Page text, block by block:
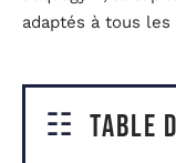
adaptés à tous
Table